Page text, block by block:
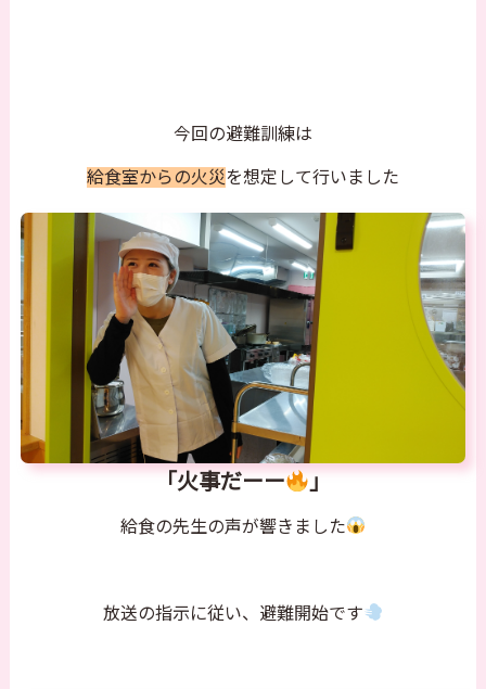
今回の避難訓練は
給食室からの火災を想定して行いました
「火事だーー 」
給食の先生の声が響きました
放送の指示に従い、 避難開始です